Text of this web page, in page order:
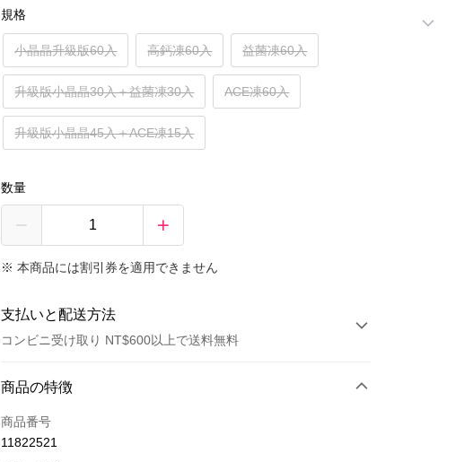
規格
小晶晶升級版60入 高鈣凍60入 益菌凍60入
升級版小晶晶30入＋益菌凍30入 ACE凍60入
升級版小晶晶45入＋ACE凍15入
数量
※ 本商品には割引券を適用できません
支払いと配送方法
コンビニ受け取り NT$600以上で送料無料
お支払い方法
クレジットカード1回払い
コンビニ店頭代金引換
商品の特徴
商品番号
11822521